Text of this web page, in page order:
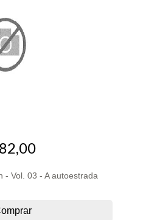
- Vol. 03 - A autoestrada